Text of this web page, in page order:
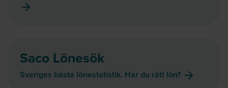
Saco Lönesök
Sveriges bästa lönestatistik. Har du rätt lön?